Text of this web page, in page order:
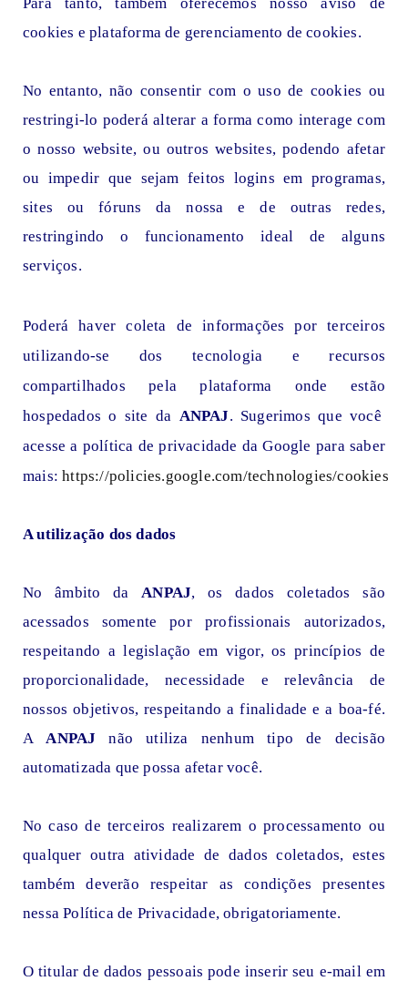
cookies e plataforma de gerenciamento de cookies.
No entanto, não consentir com o uso de cookies ou
restringi-lo poderá alterar a forma como interage com
o nosso website, ou outros websites, podendo afetar
ou impedir que sejam feitos logins em programas,
sites ou fóruns da nossa e de outras redes,
restringindo o funcionamento ideal de alguns
serviços.
Poderá haver coleta de informações por terceiros
utilizando-se dos tecnologia e recursos
compartilhados pela plataforma onde estão
hospedados o site da ANPAJ. Sugerimos que você
acesse a política de privacidade da Google para saber
mais:https://policies.google.com/technologies/cookies
A utilização dos dados
No âmbito daANPAJ, os dados coletados são
acessados somente por profissionais autorizados,
respeitando a legislação em vigor, os princípios de
proporcionalidade, necessidade e relevância de
nossos objetivos, respeitando a finalidade e a boa-fé.
AANPAJnão utiliza nenhum tipo de decisão
automatizada que possa afetar você.
No caso de terceiros realizarem o processamento ou
qualquer outra atividade de dados coletados, estes
também deverão respeitar as condições presentes
nessa Política de Privacidade, obrigatoriamente.
O titular de dados pessoais pode inserir seu e-mail em